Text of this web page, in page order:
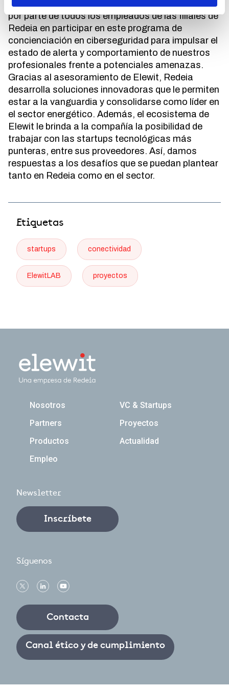
ciberseguridad extendida y un
por parte de todos los empleados de las filiales de
Redeia en participar en este programa de
concienciación en ciberseguridad para impulsar el
estado de alerta y comportamiento de nuestros
profesionales frente a potenciales amenazas.
Gracias al asesoramiento de Elewit, Redeia
desarrolla soluciones innovadoras que le permiten
estar a la vanguardia y consolidarse como líder en
el sector energético. Además, el ecosistema de
Elewit le brinda a la compañía la posibilidad de
trabajar con las startups tecnológicas más
punteras, entre sus proveedores. Así, damos
respuestas a los desafíos que se puedan plantear
tanto en Redeia como en el sector.
Etiquetas
startups conectividad
ElewitLAB proyectos
Navegación principal
Nosotros
VC & Startups
Partners
Proyectos
Productos
Actualidad
Empleo
Newsletter
Inscríbete
Síguenos
Contacta
Canal ético y de cumplimiento